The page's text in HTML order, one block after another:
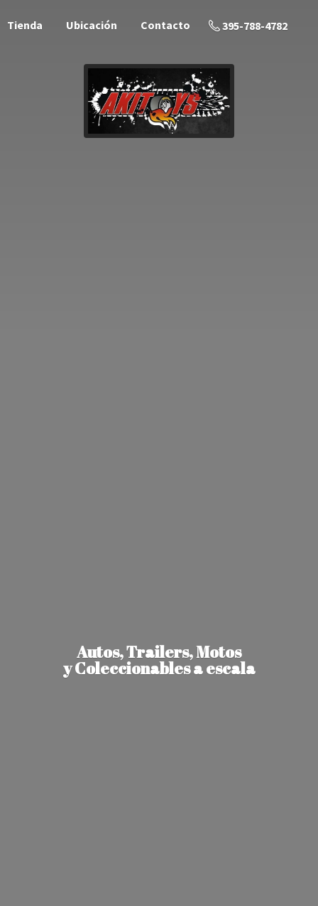
Tienda Ubicación Contacto 395-788-4782
Autos, Trailers, Motos
y Coleccionablesa escala